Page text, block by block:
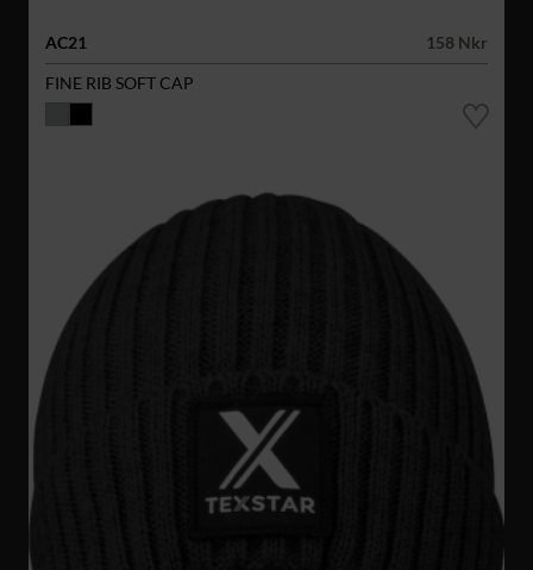
AC21
158 Nkr
FINE RIB SOFT CAP